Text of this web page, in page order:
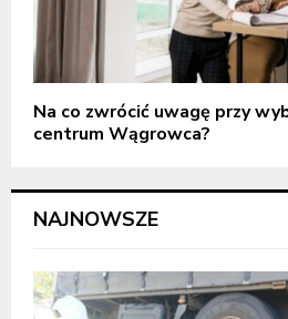
Na co zwrócić uwagę przy
centrum Wągrowca?
NAJNOWSZE